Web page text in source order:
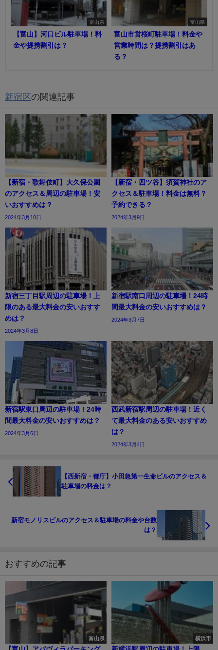
富山県
【富山】河口ビル駐車場！料
金や提携割引は？
富山県
富山市営桜町駐車場！料金や
営業時間は？提携割引はあ
る？
新宿区の関連記事
【新宿・歌舞伎町】大久保公園
のアクセス＆周辺の駐車場！安
いおすすめは？
2024年3月10日
【新宿・四ツ谷】須賀神社のア
クセス＆駐車場！料金は無料？
予約できる？
2024年3月9日
新宿三丁目駅周辺の駐車場！上
限のある最大料金の安いおすす
めは？
2024年3月8日
新宿駅南口周辺の駐車場！24時
間最大料金の安いおすすめは？
2024年3月7日
新宿駅東口周辺の駐車場！24時
間最大料金の安いおすすめは？
2024年3月6日
西武新宿駅周辺の駐車場！近く
て最大料金のある安いおすすめ
は？
2024年3月4日
【西新宿・都庁】小田急第一生命ビルのアクセス＆
駐車場の料金は？
新宿モノリスビルのアクセス＆駐車場の料金や台数
は？
おすすめの記事
富山県 横浜市